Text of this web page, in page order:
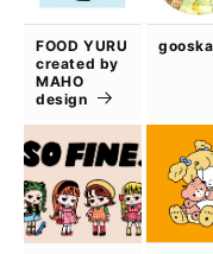
FOOD YURU
created by
MAHO
design
gooska